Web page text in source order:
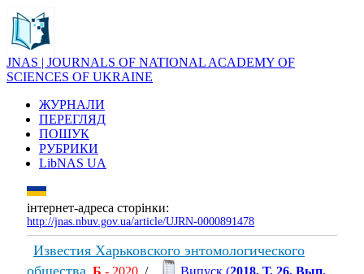
JNAS | JOURNALS OF NATIONAL ACADEMY OF
SCIENCES OF UKRAINE
ЖУРНАЛИ
ПЕРЕГЛЯД
ПОШУК
РУБРИКИ
LibNAS UA
інтернет-адреса сторінки:
http://jnas.nbuv.gov.ua/article/UJRN-0000891478
Известия Харьковского энтомологического
общества Б - 2020 / Випуск (2018, Т. 26, Вып.